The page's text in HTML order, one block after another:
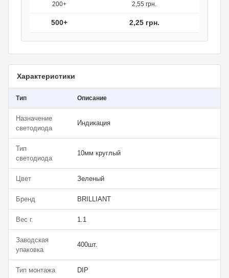
200+ 2,55 грн.
500+ 2,25 грн.
Характеристики
Тип Описание
Назначение
светодиода
Индикация
Тип
светодиода
10мм круглый
Цвет Зеленый
Бренд BRILLIANT
Вес г. 1.1
Заводская
упаковка
400шт.
Тип монтажа DIP